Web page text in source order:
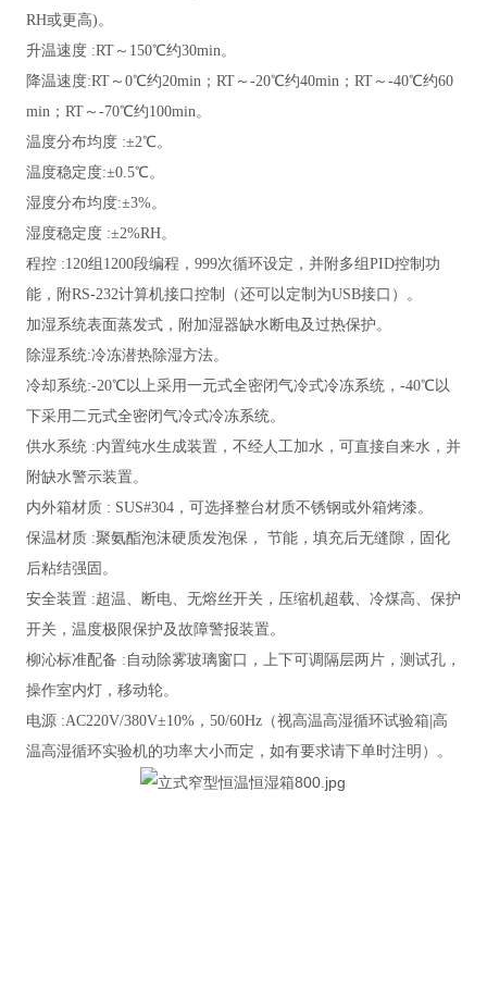
RH或更高)。
升温速度 :RT～150℃约30min。
降温速度:RT～0℃约20min；RT～-20℃约40min；RT～-40℃约60
min；RT～-70℃约100min。
温度分布均度 :±2℃。
温度稳定度:±0.5℃。
湿度分布均度:±3%。
湿度稳定度 :±2%RH。
程控 :120组1200段编程，999次循环设定，并附多组PID控制功
能，附RS-232计算机接口控制（还可以定制为USB接口）。
加湿系统表面蒸发式，附加湿器缺水断电及过热保护。
除湿系统:冷冻潜热除湿方法。
冷却系统:-20℃以上采用一元式全密闭气冷式冷冻系统，-40℃以
下采用二元式全密闭气冷式冷冻系统。
供水系统 :内置纯水生成装置，不经人工加水，可直接自来水，并
附缺水警示装置。
内外箱材质 : SUS#304，可选择整台材质不锈钢或外箱烤漆。
保温材质 :聚氨酯泡沫硬质发泡保，
节能，填充后无缝隙，固化
后粘结强固。
安全装置 :超温、断电、无熔丝开关，压缩机超载、冷煤高、保护
开关，温度极限保护及故障警报装置。
柳沁标准配备 :自动除雾玻璃窗口，上下可调隔层两片，测试孔，
操作室内灯，移动轮。
电源 :AC220V/380V±10%，50/60Hz（视高温高湿循环试验箱|高
温高湿循环实验机的功率大小而定，如有要求请下单时注明）。